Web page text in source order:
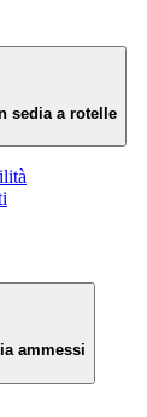
sedia a rotelle
ammessi